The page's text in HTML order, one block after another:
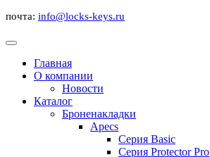
почта: info@locks-keys.ru
Главная
О компании
Новости
Каталог
Броненакладки
Apecs
Серия Basic
Серия Protector Pro